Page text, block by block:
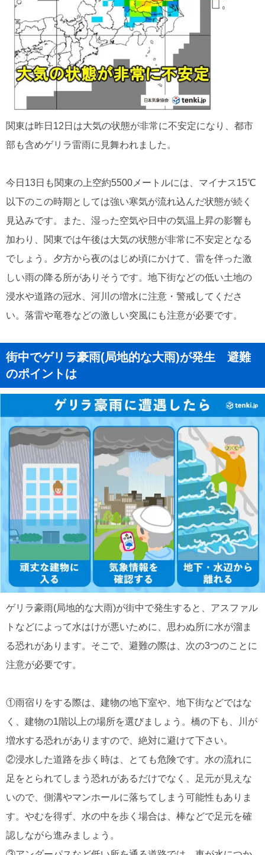
関東は昨日12日は大気の状態が非常に不安定になり、都市
部も含めゲリラ雷雨に見舞われました。
今日13日も関東の上空約5500メートルには、マイナス15℃
以下のこの時期としては強い寒気が流れ込んだ状態が続く
見込みです。また、湿った空気や日中の気温上昇の影響も
加わり、関東では午後は大気の状態が非常に不安定となる
でしょう。夕方から夜のはじめ頃にかけて、雷を伴った激
しい雨の降る所がありそうです。地下街などの低い土地の
浸水や道路の冠水、河川の増水に注意・警戒してくださ
い。落雷や竜巻などの激しい突風にも注意が必要です。
街中でゲリラ豪雨(局地的な大雨)が発生 避難
のポイントは
ゲリラ豪雨(局地的な大雨)が街中で発生すると、アスファル
トなどによって水はけが悪いために、思わぬ所に水が溜ま
る恐れがあります。そこで、避難の際は、次の3つのことに
注意が必要です。
①雨宿りをする際は、建物の地下室や、地下街などではな
く、建物の1階以上の場所を選びましょう。橋の下も、川が
増水する恐れがありますので、絶対に避けて下さい。
②浸水した道路を歩く時は、とても危険です。水の流れに
足をとられてしまう恐れがあるだけでなく、足元が見えな
いので、側溝やマンホールに落ちてしまう可能性もありま
す。やむを得ず、水の中を歩く場合は、棒などで足元を確
認しながら進みましょう。